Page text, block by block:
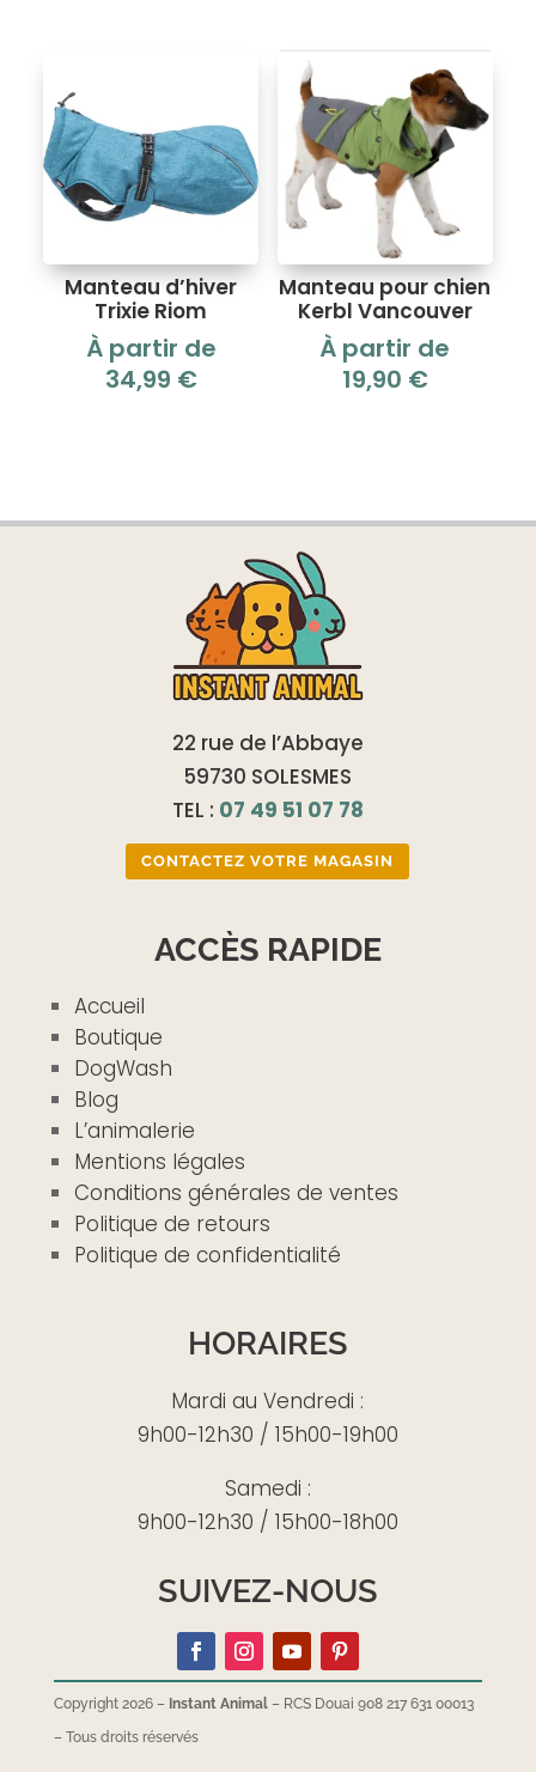
Manteau d’hiver
Trixie Riom
À partir de
34,99 €
Manteau pour chien
Kerbl Vancouver
À partir de
19,90 €
22 rue de l’Abbaye
59730 SOLESMES
TEL : 07 49 51 07 78
CONTACTEZ VOTRE MAGASIN
ACCÈS RAPIDE
Accueil
Boutique
DogWash
Blog
L’animalerie
Mentions légales
Conditions générales de ventes
Politique de retours
Politique de confidentialité
HORAIRES
Mardi au Vendredi :
9h00-12h30 / 15h00-19h00
Samedi :
9h00-12h30 / 15h00-18h00
SUIVEZ-NOUS
Copyright 2026 – Instant Animal– RCS Douai 908 217 631 00013
– Tous droits réservés